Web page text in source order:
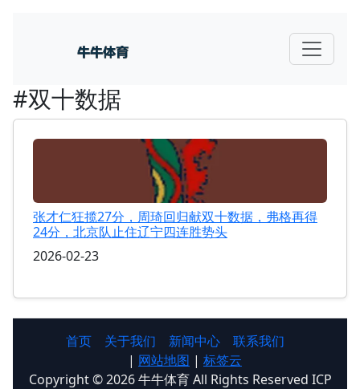
#双十数据
张才仁狂揽27分，周琦回归献双十数据，弗格再得
24分，北京队止住辽宁四连胜势头
2026-02-23
首页 关于我们 新闻中心
联系我们
| 网站地图 | 标签云
Copyright © 2026 牛牛体育 All Rights Reserved ICP